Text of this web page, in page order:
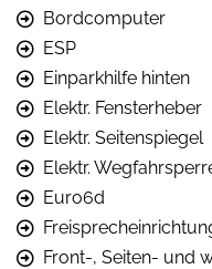
Bordcomputer
ESP
Einparkhilfe hinten
Elektr. Fensterheber
Elektr. Seitenspiegel
Elektr.
Euro6d
Front-, Seiten- und